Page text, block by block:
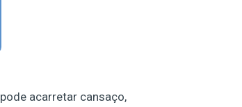
acarretar cansaço,